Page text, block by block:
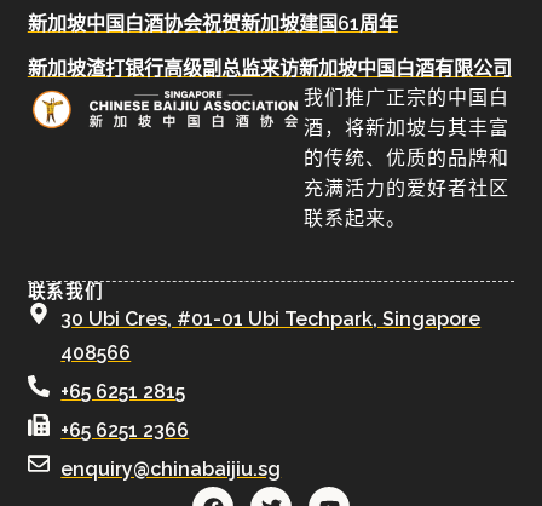
新加坡中国白酒协会祝贺新加坡建国61周年
新加坡渣打银行高级副总监来访新加坡中国白酒有限公司
我们推广正宗的中国白
酒，将新加坡与其丰富
的传统、优质的品牌和
充满活力的爱好者社区
联系起来。
联系我们
30 Ubi Cres, #01-01 Ubi Techpark, Singapore
408566
+65 6251 2815
+65 6251 2366
enquiry@chinabaijiu.sg